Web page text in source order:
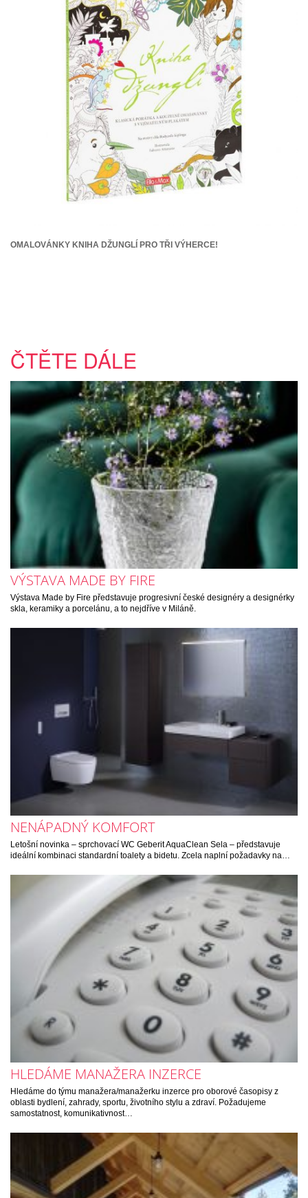
OMALOVÁNKY KNIHA DŽUNGLÍ PRO TŘI VÝHERCE!
ČTĚTE DÁLE
VÝSTAVA MADE BY FIRE
Výstava Made by Fire představuje progresivní české designéry a designérky
skla, keramiky a porcelánu, a to nejdříve v Miláně.
NENÁPADNÝ KOMFORT
Letošní novinka – sprchovací WC Geberit AquaClean Sela – představuje
ideální kombinaci standardní toalety a bidetu. Zcela naplní požadavky na…
HLEDÁME MANAŽERA INZERCE
Hledáme do týmu manažera/manažerku inzerce pro oborové časopisy z
oblasti bydlení, zahrady, sportu, životního stylu a zdraví. Požadujeme
samostatnost, komunikativnost…